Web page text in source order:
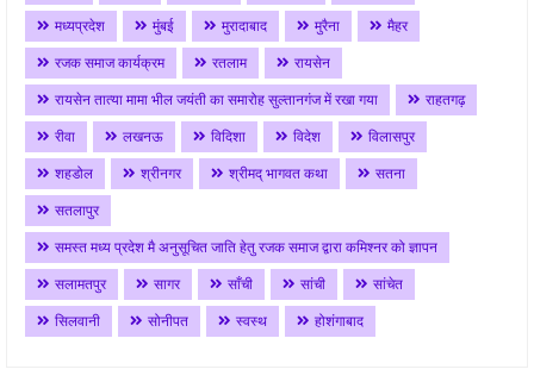
मध्यप्रदेश
मुंबई मुरादाबाद मुरैना
मैहर
रजक समाज कार्यक्रम
रतलाम
रायसेन
रायसेन तात्या मामा भील जयंती का समारोह सुल्तानगंज में रखा गया
राहतगढ़
रीवा
लखनऊ विदिशा विदेश
विलासपुर
शहडोल
श्रीनगर श्रीमद् भागवत कथा
सतना
सतलापुर
समस्त मध्य प्रदेश मै अनुसूचित जाति हेतु रजक समाज द्वारा कमिश्नर को ज्ञापन
सलामतपुर
सागर साँची सांची
सांचेत
सिलवानी
सोनीपत स्वस्थ होशंगाबाद